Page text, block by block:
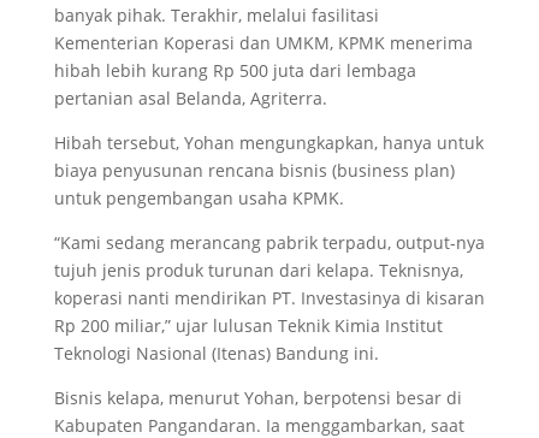
banyak pihak. Terakhir, melalui fasilitasi
Kementerian Koperasi dan UMKM, KPMK menerima
hibah lebih kurang Rp 500 juta dari lembaga
pertanian asal Belanda, Agriterra.
Hibah tersebut, Yohan mengungkapkan, hanya untuk
biaya penyusunan rencana bisnis (business plan)
untuk pengembangan usaha KPMK.
“Kami sedang merancang pabrik terpadu, output-nya
tujuh jenis produk turunan dari kelapa. Teknisnya,
koperasi nanti mendirikan PT. Investasinya di kisaran
Rp 200 miliar,” ujar lulusan Teknik Kimia Institut
Teknologi Nasional (Itenas) Bandung ini.
Bisnis kelapa, menurut Yohan, berpotensi besar di
Kabupaten Pangandaran. Ia menggambarkan, saat